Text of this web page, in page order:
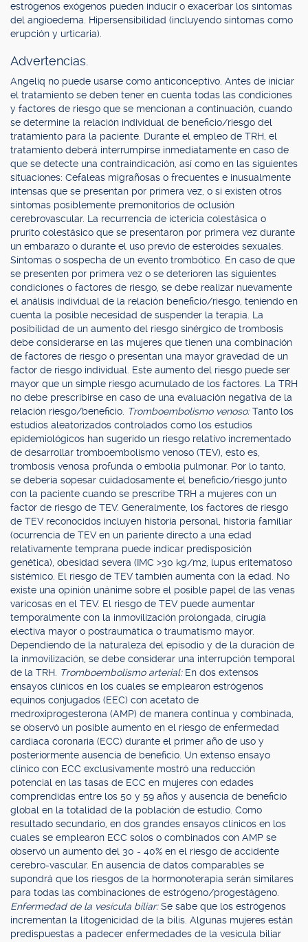
estrógenos exógenos pueden inducir o exacerbar los síntomas
del angioedema. Hipersensibilidad (incluyendo síntomas como
erupción y urticaria).
Advertencias.
Angeliq no puede usarse como anticonceptivo. Antes de iniciar
el tratamiento se deben tener en cuenta todas las condiciones
y factores de riesgo que se mencionan a continuación, cuando
se determine la relación individual de beneficio/riesgo del
tratamiento para la paciente. Durante el empleo de TRH, el
tratamiento deberá interrumpirse inmediatamente en caso de
que se detecte una contraindicación, así como en las siguientes
situaciones: Cefaleas migrañosas o frecuentes e inusualmente
intensas que se presentan por primera vez, o si existen otros
síntomas posiblemente premonitorios de oclusión
cerebrovascular. La recurrencia de ictericia colestásica o
prurito colestásico que se presentaron por primera vez durante
un embarazo o durante el uso previo de esteroides sexuales.
Síntomas o sospecha de un evento trombótico. En caso de que
se presenten por primera vez o se deterioren las siguientes
condiciones o factores de riesgo, se debe realizar nuevamente
el análisis individual de la relación beneficio/riesgo, teniendo en
cuenta la posible necesidad de suspender la terapia. La
posibilidad de un aumento del riesgo sinérgico de trombosis
debe considerarse en las mujeres que tienen una combinación
de factores de riesgo o presentan una mayor gravedad de un
factor de riesgo individual. Este aumento del riesgo puede ser
mayor que un simple riesgo acumulado de los factores. La TRH
no debe prescribirse en caso de una evaluación negativa de la
relación riesgo/beneficio. Tromboembolismo venoso:Tanto los
estudios aleatorizados controlados como los estudios
epidemiológicos han sugerido un riesgo relativo incrementado
de desarrollar tromboembolismo venoso (TEV), esto es,
trombosis venosa profunda o embolia pulmonar. Por lo tanto,
se debería sopesar cuidadosamente el beneficio/riesgo junto
con la paciente cuando se prescribe TRH a mujeres con un
factor de riesgo de TEV. Generalmente, los factores de riesgo
de TEV reconocidos incluyen historia personal, historia familiar
(ocurrencia de TEV en un pariente directo a una edad
relativamente temprana puede indicar predisposición
genética), obesidad severa (IMC >30 kg/m2, lupus eritematoso
sistémico. El riesgo de TEV también aumenta con la edad. No
existe una opinión unánime sobre el posible papel de las venas
varicosas en el TEV. El riesgo de TEV puede aumentar
temporalmente con la inmovilización prolongada, cirugía
electiva mayor o postraumática o traumatismo mayor.
Dependiendo de la naturaleza del episodio y de la duración de
la inmovilización, se debe considerar una interrupción temporal
de la TRH.
Tromboembolismo arterial: En dos extensos
ensayos clínicos en los cuales se emplearon estrógenos
equinos conjugados (EEC) con acetato de
medroxiprogesterona (AMP) de manera continua y combinada,
se observó un posible aumento en el riesgo de enfermedad
cardiaca coronaria (ECC) durante el primer año de uso y
posteriormente ausencia de beneficio. Un extenso ensayo
clínico con ECC exclusivamente mostró una reducción
potencial en las tasas de ECC en mujeres con edades
comprendidas entre los 50 y 59 años y ausencia de beneficio
global en la totalidad de la población de estudio. Como
resultado secundario, en dos grandes ensayos clínicos en los
cuales se emplearon ECC solos o combinados con AMP se
observó un aumento del 30 - 40% en el riesgo de accidente
cerebro-vascular. En ausencia de datos comparables se
supondrá que los riesgos de la hormonoterapia serán similares
para todas las combinaciones de estrógeno/progestágeno.
Enfermedad de la vesícula biliar:Se sabe que los estrógenos
incrementan la litogenicidad de la bilis. Algunas mujeres están
predispuestas a padecer enfermedades de la vesícula biliar